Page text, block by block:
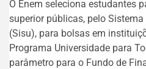
O Enem seleciona estudantes
superior públicas, pelo
(Sisu), para bolsas em
Programa Universidade para
parâmetro para o Fundo de